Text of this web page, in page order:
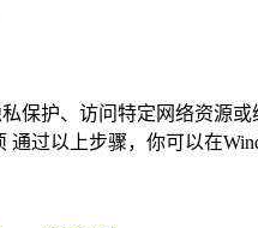
保护、访问特定网络资源
过以上步骤，你可以在